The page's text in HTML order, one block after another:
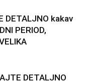
DETALJNO kakav
PERIOD,
DETALJNO